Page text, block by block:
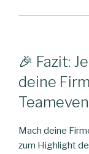
🎉 Fazit:
deine
Mach deine
zum Highlight